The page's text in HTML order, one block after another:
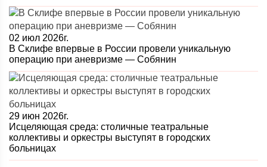
02 июл 2026г.
В Склифе впервые в России провели уникальную
операцию при аневризме — Собянин
29 июн 2026г.
Исцеляющая среда: столичные театральные
коллективы и оркестры выступят в городских
больницах